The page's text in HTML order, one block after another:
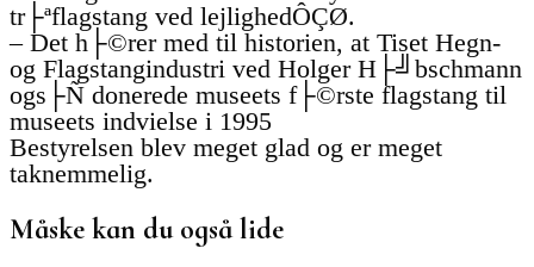
tr├ªflagstang ved lejlighedÔÇØ.
– Det h├©rer med til historien, at Tiset Hegn-
og Flagstangindustri ved Holger H├╝bschmann
ogs├Ñ donerede museets f├©rste flagstang til
museets indvielse i 1995
Bestyrelsen blev meget glad og er meget
taknemmelig.
Måske kan du også lide